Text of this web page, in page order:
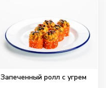
Запеченный ролл с угрем